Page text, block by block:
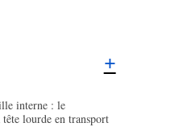
interne : le
lourde en transport